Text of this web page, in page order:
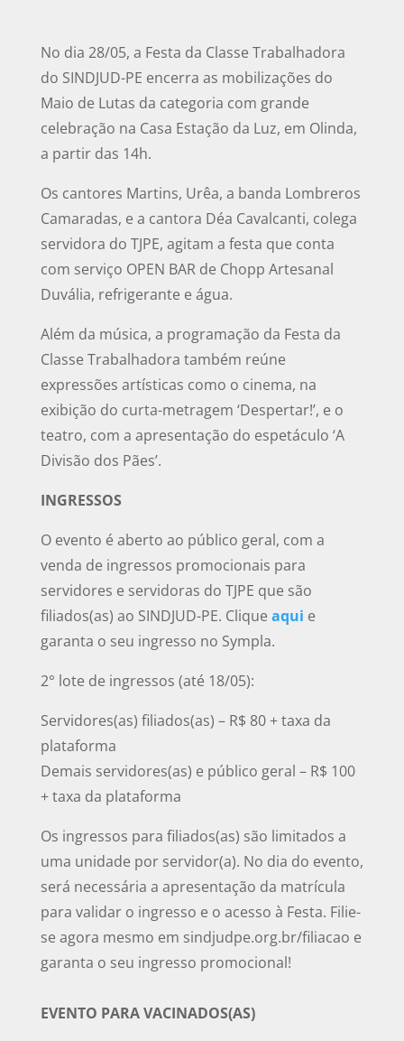
No dia 28/05, a Festa da Classe Trabalhadora
do SINDJUD-PE encerra as mobilizações do
Maio de Lutas da categoria com grande
celebração na Casa Estação da Luz, em Olinda,
a partir das 14h.
Os cantores Martins, Urêa, a banda Lombreros
Camaradas, e a cantora Déa Cavalcanti, colega
servidora do TJPE, agitam a festa que conta
com serviço OPEN BAR de Chopp Artesanal
Duvália, refrigerante e água.
Além da música, a programação da Festa da
Classe Trabalhadora também reúne
expressões artísticas como o cinema, na
exibição do curta-metragem ‘Despertar!’, e o
teatro, com a apresentação do espetáculo ‘A
Divisão dos Pães’.
INGRESSOS
O evento é aberto ao público geral, com a
venda de ingressos promocionais para
servidores e servidoras do TJPE que são
filiados(as) ao SINDJUD-PE. Clique aqui e
garanta o seu ingresso no Sympla.
2° lote de ingressos (até 18/05):
Servidores(as) filiados(as) – R$ 80 + taxa da
plataforma
Demais servidores(as) e público geral – R$ 100
+ taxa da plataforma
Os ingressos para filiados(as) são limitados a
uma unidade por servidor(a). No dia do evento,
será necessária a apresentação da matrícula
para validar o ingresso e o acesso à Festa. Filie-
se agora mesmo em sindjudpe.org.br/filiacao e
garanta o seu ingresso promocional!
EVENTO PARA VACINADOS(AS)